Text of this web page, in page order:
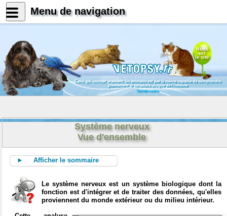
News
sur
le site
Celui qui connait vraiment les animaux est par là même capable de comprendre
pleinement le caractère unique de l'homme
Konrad Lorenz
Système nerveux
Vue d'ensemble
► Afficher le sommaire
Le système nerveux est un système biologique dont la
fonction est d'intégrer et de traiter des données, qu'elles
proviennent du monde extérieur ou du milieu intérieur.
Menu de navigation